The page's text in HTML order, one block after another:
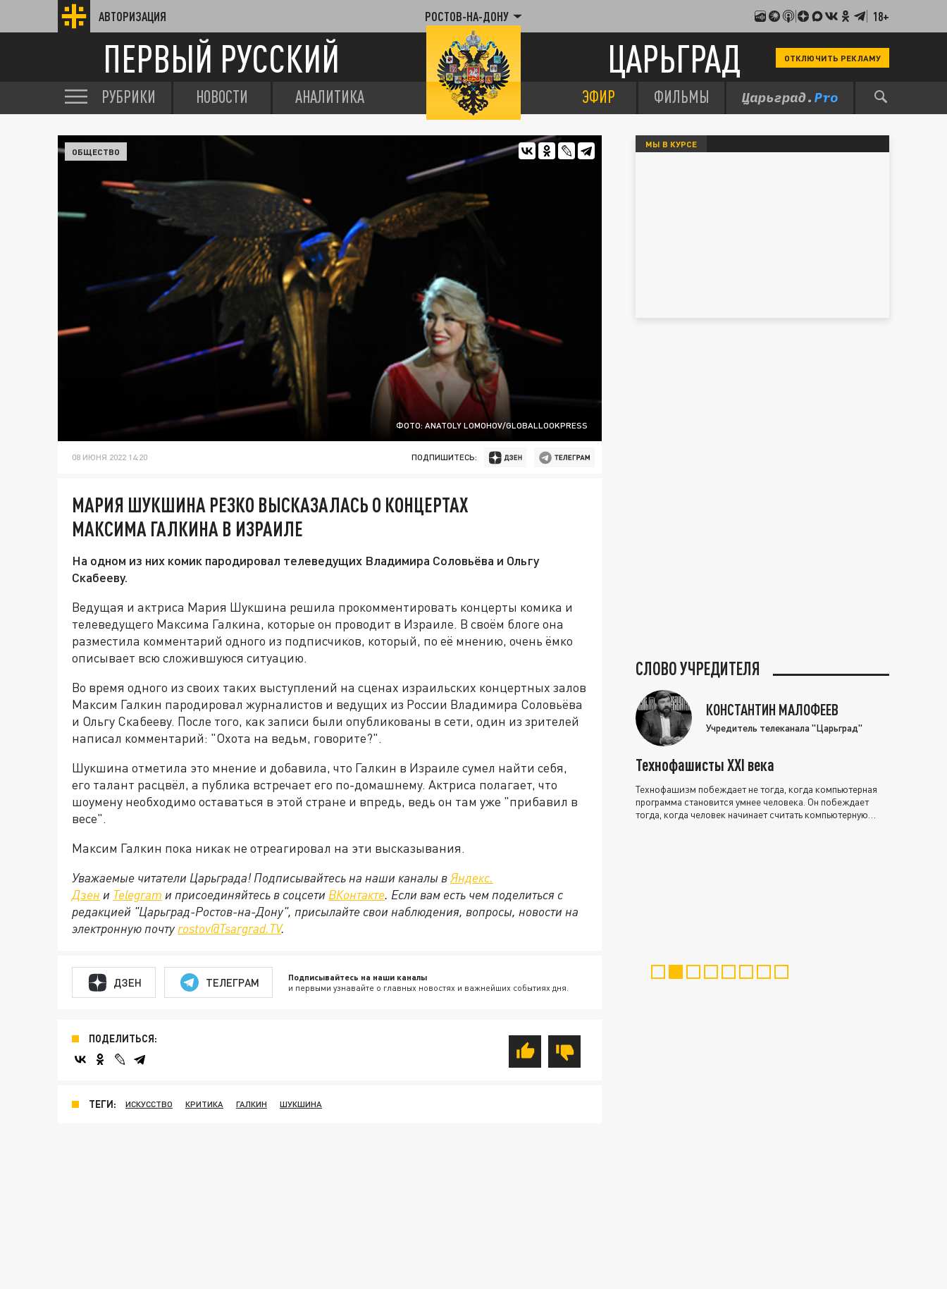
АВТОРИЗАЦИЯ РОСТОВ-НА-ДОНУ 18+
ПЕРВЫЙ РУССКИЙ ЦАРЬГРАД ОТКЛЮЧИТЬ РЕКЛАМУ
РУБРИКИ НОВОСТИ АНАЛИТИКА ЭФИР ФИЛЬМЫ
ФОТО: ANATOLY LOMOHOV/GLOBALLOOKPRESS
ОБЩЕСТВО
08 ИЮНЯ 2022 14:20 ПОДПИШИТЕСЬ:
МАРИЯ ШУКШИНА РЕЗКО ВЫСКАЗАЛАСЬ О КОНЦЕРТАХ
МАКСИМА ГАЛКИНА В ИЗРАИЛЕ
На одном из них комик пародировал телеведущих Владимира Соловьёва и Ольгу
Скабееву.
Ведущая и актриса Мария Шукшина решила прокомментировать концерты комика и
телеведущего Максима Галкина, которые он проводит в Израиле. В своём блоге она
разместила комментарий одного из подписчиков, который, по её мнению, очень ёмко
описывает всю сложившуюся ситуацию.
Во время одного из своих таких выступлений на сценах израильских концертных залов
Максим Галкин пародировал журналистов и ведущих из России Владимира Соловьёва
и Ольгу Скабееву. После того, как записи были опубликованы в сети, один из зрителей
написал комментарий: "Охота на ведьм, говорите?".
Шукшина отметила это мнение и добавила, что Галкин в Израиле сумел найти себя,
его талант расцвёл, а публика встречает его по-домашнему. Актриса полагает, что
шоумену необходимо оставаться в этой стране и впредь, ведь он там уже "прибавил в
весе".
Максим Галкин пока никак не отреагировал на эти высказывания.
Уважаемые читатели Царьграда! Подписывайтесь на наши каналы вЯндекс.
Дзен и Telegram и присоединяйтесь в соцсети ВКонтакте. Если вам есть чем поделиться с
редакцией "Царьград-Ростов-на-Дону", присылайте свои наблюдения, вопросы, новости на
электронную почту rostov@Tsargrad.ТV.
ДЗЕН ТЕЛЕГРАМ Подписывайтесь на наши каналы
и первыми узнавайте о главных новостях и важнейших событиях дня.
ПОДЕЛИТЬСЯ:
ТЕГИ: ИСКУССТВО КРИТИКА ГАЛКИН ШУКШИНА
МЫ В КУРСЕ
СЛОВО УЧРЕДИТЕЛЯ
КОНСТАНТИН МАЛОФЕЕВ
Учредитель телеканала "Царьград"
Технофашисты XXI века
Технофашизм побеждает не тогда, когда компьютерная
программа становится умнее человека. Он побеждает
тогда, когда человек начинает считать компьютерную